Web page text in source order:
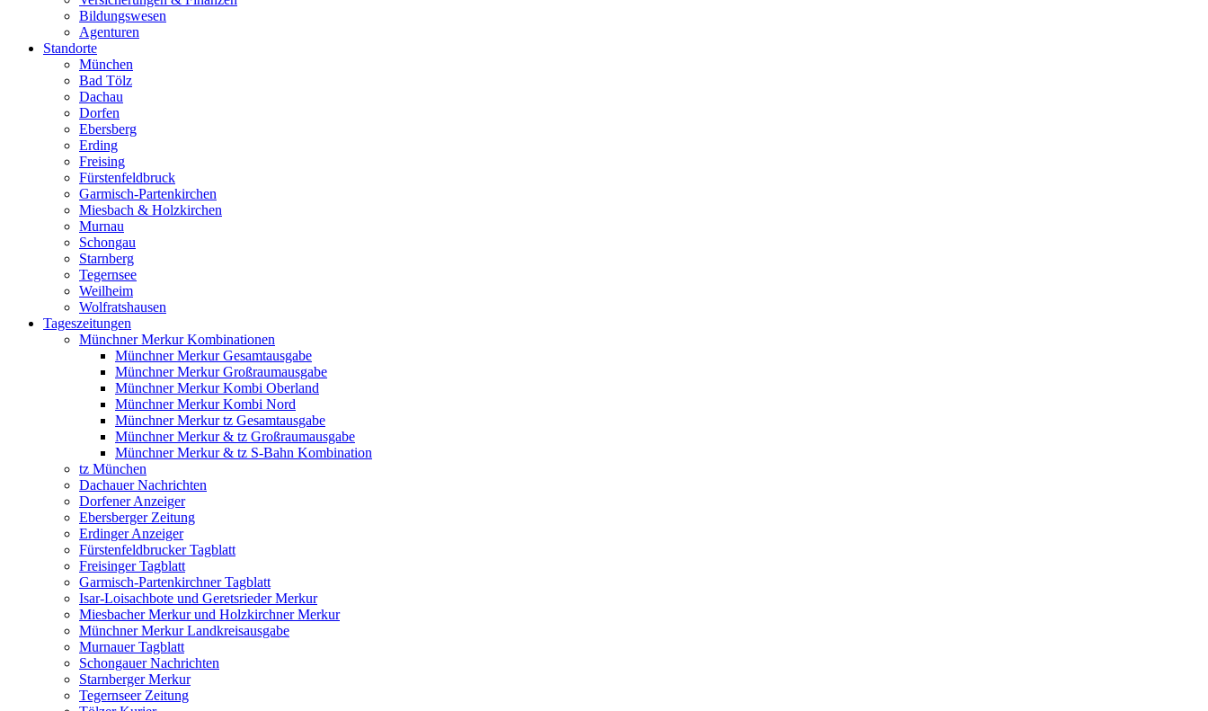
Bildungswesen
Agenturen
Standorte
München
Bad Tölz
Dachau
Dorfen
Ebersberg
Erding
Freising
Fürstenfeldbruck
Garmisch-Partenkirchen
Miesbach & Holzkirchen
Murnau
Schongau
Starnberg
Tegernsee
Weilheim
Wolfratshausen
Tageszeitungen
Münchner Merkur Kombinationen
Münchner Merkur Gesamtausgabe
Münchner Merkur Großraumausgabe
Münchner Merkur Kombi Oberland
Münchner Merkur Kombi Nord
Münchner Merkur tz Gesamtausgabe
Münchner Merkur & tz Großraumausgabe
Münchner Merkur & tz S-Bahn Kombination
tz München
Dachauer Nachrichten
Dorfener Anzeiger
Ebersberger Zeitung
Erdinger Anzeiger
Fürstenfeldbrucker Tagblatt
Freisinger Tagblatt
Garmisch-Partenkirchner Tagblatt
Isar-Loisachbote und Geretsrieder Merkur
Miesbacher Merkur und Holzkirchner Merkur
Münchner Merkur Landkreisausgabe
Murnauer Tagblatt
Schongauer Nachrichten
Starnberger Merkur
Tegernseer Zeitung